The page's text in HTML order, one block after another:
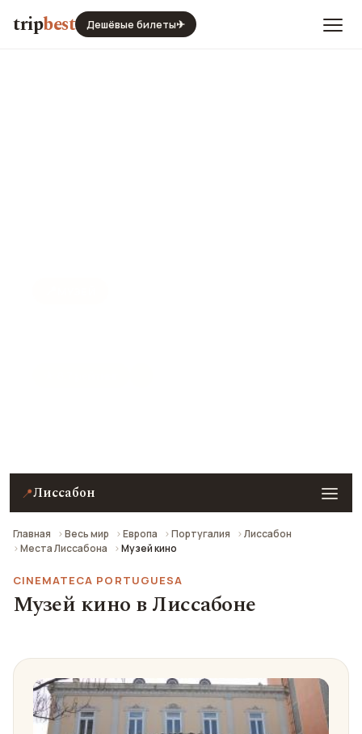
tripbest Дешёвые билеты✈
📍Лиссабон
Главная Весь мир Европа Португалия
Лиссабон
Места Лиссабона
Музей кино
CINEMATECA PORTUGUESA
Музей кино в Лиссабоне